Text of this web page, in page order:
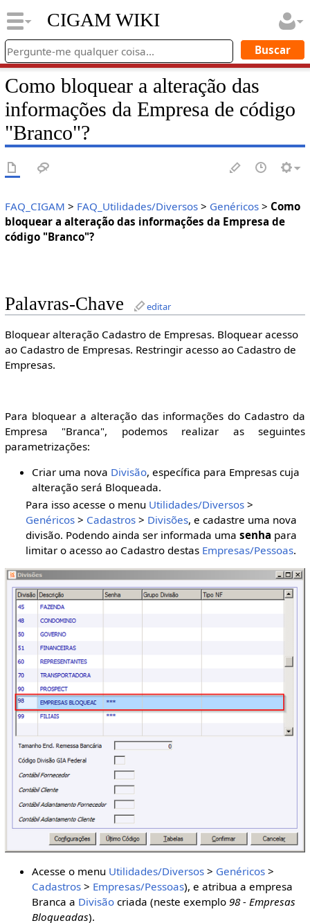
CIGAM WIKI
Como bloquear a alteração das
informações da Empresa de código
"Branco"?
FAQ_CIGAM > FAQ_Utilidades/Diversos> Genéricos> Como
bloquear a alteração das informações da Empresa de
código "Branco"?
Palavras-Chave editar
Bloquear alteração Cadastro de Empresas. Bloquear acesso
ao Cadastro de Empresas. Restringir acesso ao Cadastro de
Empresas.
Para bloquear a alteração das informações do Cadastro da
Empresa "Branca", podemos realizar as seguintes
parametrizações:
Criar uma nova Divisão, específica para Empresas cuja
alteração será Bloqueada.
Para isso acesse o menu Utilidades/Diversos >
Genéricos > Cadastros > Divisões, e cadastre uma nova
divisão. Podendo ainda ser informada umasenha para
limitar o acesso ao Cadastro destas Empresas/Pessoas.
Acesse o menu Utilidades/Diversos > Genéricos >
Cadastros > Empresas/Pessoas), e atribua a empresa
Branca a Divisão criada (neste exemplo98 - Empresas
Bloqueadas).